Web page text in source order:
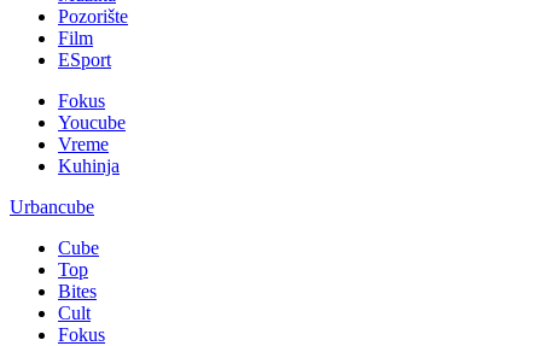
Pozorište
Film
ESport
Fokus
Youcube
Vreme
Kuhinja
Urbancube
Cube
Top
Bites
Cult
Fokus